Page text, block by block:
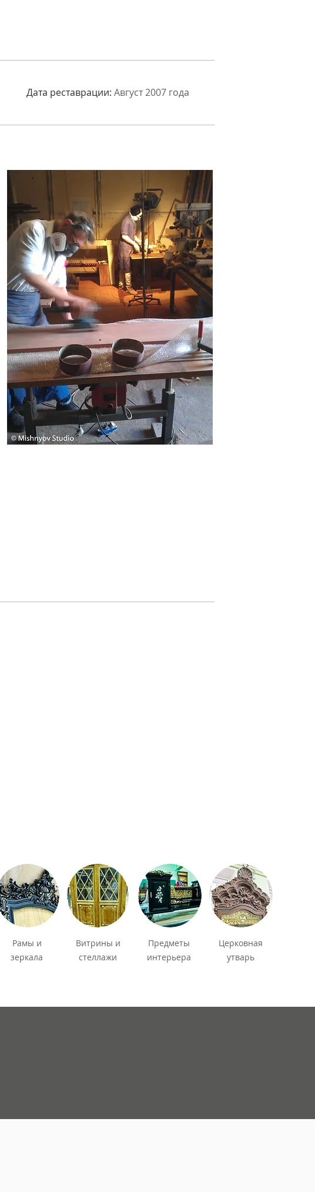
Дата реставрации: Август 2007 года
Рамы и
зеркала
Витрины и
стеллажи
Предметы
интерьера
Церковная
утварь